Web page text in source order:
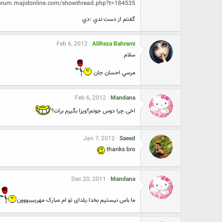
showthread.php?t=184535
گفتم از دست ندي :دي
AliReza Bahrami
Feb 6, 2012
سلام
مرسي احسان جان
Mandana
Feb 6, 2012
اخی.چرا دوس جونم؟ویزا بگیرم برات؟
Saeed
Jan 7, 2012
thanks bro
Mandana
Dec 20, 2011
ما باس نیستیم بخدا.یلدای تو ام مبارک مهرببببووون